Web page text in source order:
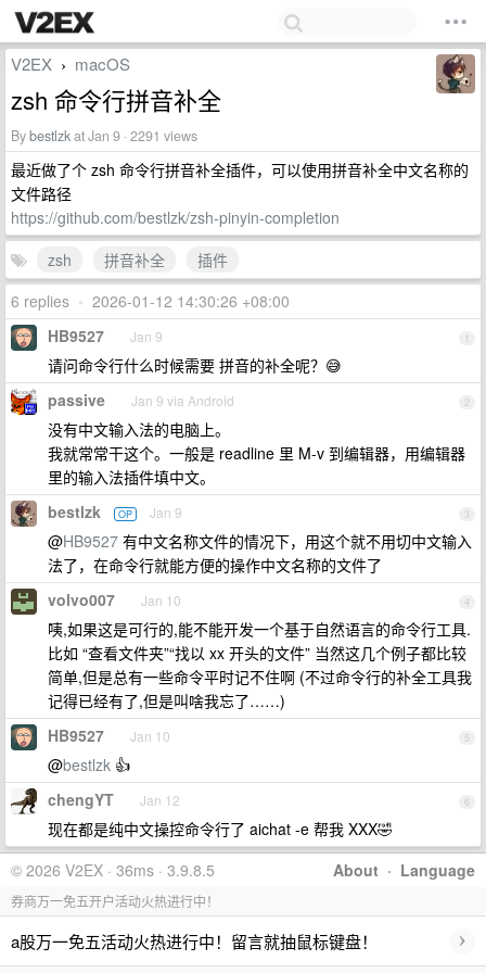
V2EX › macOS
zsh 命令行拼音补全
Bybestlzkat Jan 9 · 2291 views
最近做了个 zsh 命令行拼音补全插件，可以使用拼音补全中文名称的
文件路径
https://github.com/bestlzk/zsh-pinyin-completion
zsh
拼音补全
插件
6 replies • 2026-01-12 14:30:26 +08:00
1
HB9527 Jan 9
请问命令行什么时候需要 拼音的补全呢？😅
2
passive Jan 9 via Android
没有中文输入法的电脑上。
我就常常干这个。一般是 readline 里 M-v 到编辑器，用编辑器
里的输入法插件填中文。
3
bestlzk OP Jan 9
@HB9527 有中文名称文件的情况下，用这个就不用切中文输入
法了，在命令行就能方便的操作中文名称的文件了
4
volvo007 Jan 10
咦,如果这是可行的,能不能开发一个基于自然语言的命令行工具.
比如 “查看文件夹”“找以 xx 开头的文件” 当然这几个例子都比较
简单,但是总有一些命令平时记不住啊 (不过命令行的补全工具我
记得已经有了,但是叫啥我忘了……)
5
HB9527 Jan 10
@bestlzk 👍
6
chengYT Jan 12
现在都是纯中文操控命令行了 aichat -e 帮我 XXX🤣
About · Language
© 2026 V2EX · 36ms · 3.9.8.5
券商万一免五开户活动火热进行中！
a股万一免五活动火热进行中！留言就抽鼠标键盘！ ›